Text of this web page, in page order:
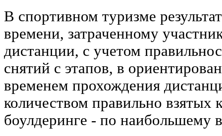
В спортивном туризме
времени, затраченному
дистанции, с учетом
снятий с этапов, в
временем прохождения
количеством правильно взятых
боулдеринге - по наибольшему